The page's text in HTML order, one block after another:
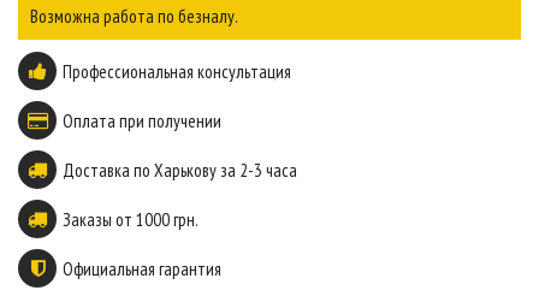
Возможна работа по безналу.
Профессиональная консультация
Оплата при получении
Доставка по Харькову за 2-3 часа
Заказы от 1000 грн.
Официальная гарантия